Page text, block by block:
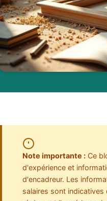
Note importante : Ce
d'expérience et
d'encadreur. Les
salaires sont indicatives